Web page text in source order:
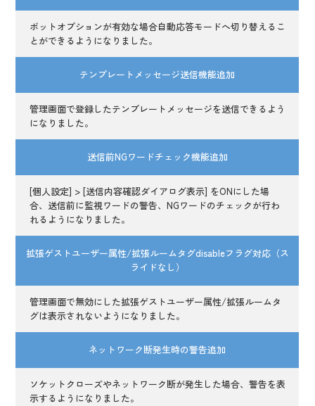
ボットオプションが有効な場合自動応答モードへ切り替えるこ
とができるようになりました。
テンプレートメッセージ送信機能追加
管理画面で登録したテンプレートメッセージを送信できるよう
になりました。
送信前NGワードチェック機能追加
[個人設定] > [送信内容確認ダイアログ表示] をONにした場
合、送信前に監視ワードの警告、NGワードのチェックが行わ
れるようになりました。
拡張ゲストユーザー属性/拡張ルームタグdisableフラグ対応（ス
ライドなし）
管理画面で無効にした拡張ゲストユーザー属性/拡張ルームタ
グは表示されないようになりました。
ネットワーク断発生時の警告追加
ソケットクローズやネットワーク断が発生した場合、警告を表
示するようになりました。